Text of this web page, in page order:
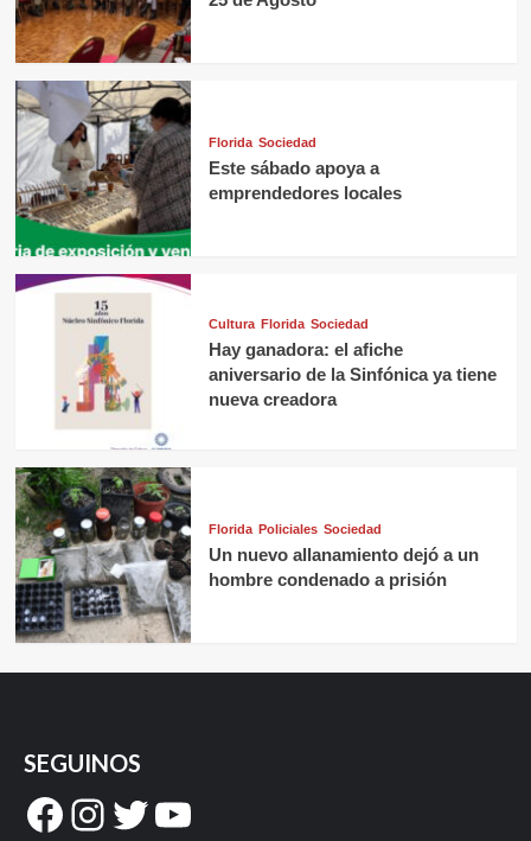
Florida Sociedad
Este sábado apoya a
emprendedores locales
Cultura Florida Sociedad
Hay ganadora: el afiche
aniversario de la Sinfónica ya tiene
nueva creadora
Florida Policiales Sociedad
Un nuevo allanamiento dejó a un
hombre condenado a prisión
SEGUINOS
Facebook
Instagram
Twitter
YouTube